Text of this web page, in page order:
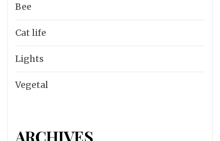
Bee
Cat life
Lights
Vegetal
ARCHIVES